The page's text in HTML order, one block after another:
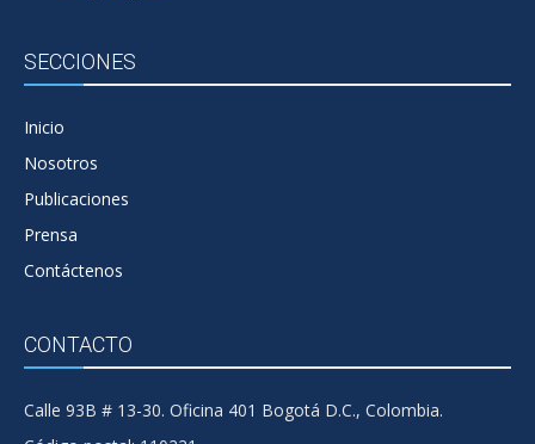
SECCIONES
Inicio
Nosotros
Publicaciones
Prensa
Contáctenos
CONTACTO
Calle 93B # 13-30. Oficina 401 Bogotá D.C., Colombia.